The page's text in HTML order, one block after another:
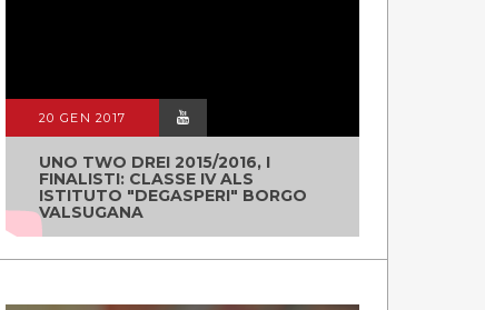
20 GEN 2017
UNO TWO DREI 2015/2016, I
FINALISTI: CLASSE IV ALS
ISTITUTO "DEGASPERI" BORGO
VALSUGANA